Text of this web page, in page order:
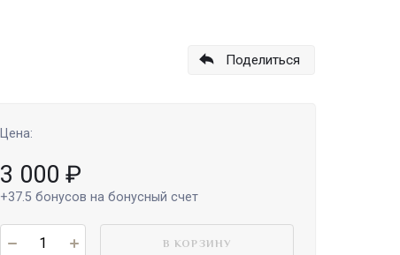
Поделиться
Цена:
3 000 ₽
+37.5 бонусов на бонусный счет
В КОРЗИНУ